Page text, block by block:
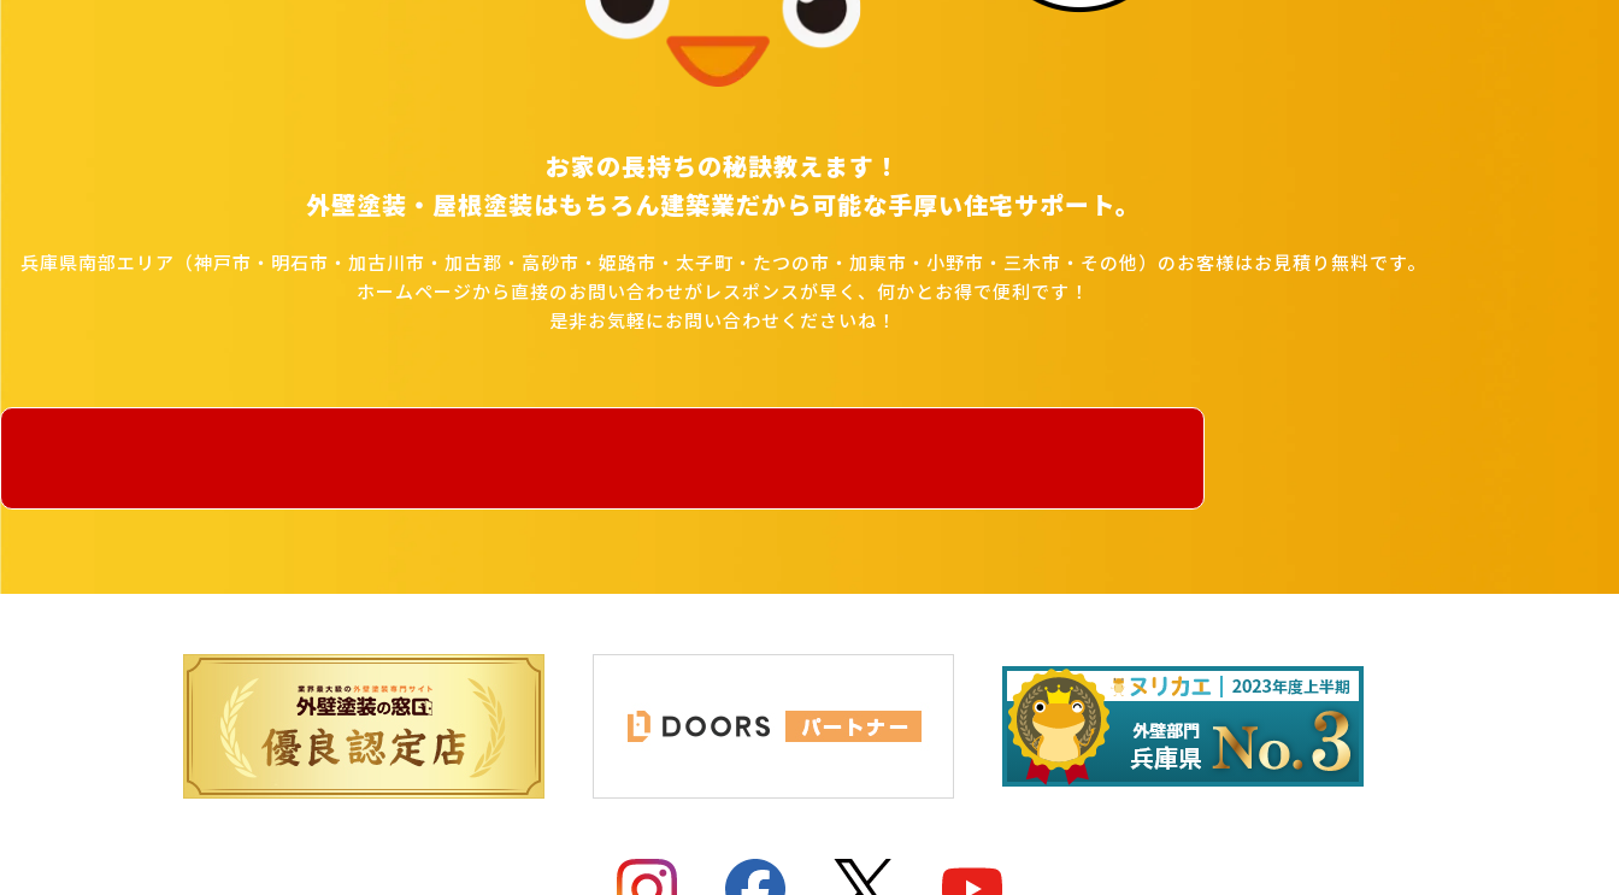
お家の長持ちの秘訣教えます！
外壁塗装・屋根塗装はもちろん建築業だから可能な手厚い住宅サポート。
兵庫県南部エリア（神戸市・明石市・加古川市・加古郡・高砂市・姫路市・太子町・たつの市・加東市・小野市・三木市・その他）のお客様はお見積り無料です。
ホームページから直接のお問い合わせがレスポンスが早く、何かとお得で便利です！
是非お気軽にお問い合わせくださいね！